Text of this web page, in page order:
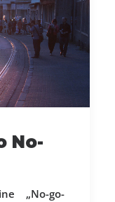
No-
„No-go-